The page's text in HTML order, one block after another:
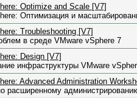
Optimize and Scale [V7]
Оптимизация и
Troubleshooting [V7]
в среде VMware vSphere 7
Design [V7]
инфраструктуры VMware
Advanced Administration
расширенному